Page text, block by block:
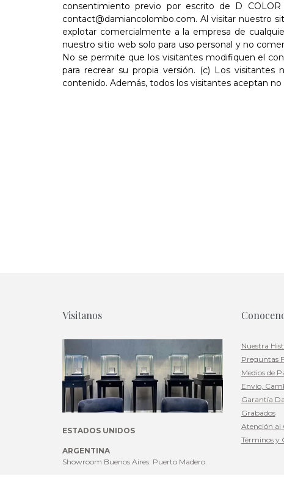
consentimiento previo por escrito de D
contact@damiancolombo.com. Al visitar nuestro
explotar comercialmente a la empresa de
nuestro sitio web solo para uso personal y no
No se permite que los visitantes modifiquen el
para recrear su propia versión. (c) Los
contenido. Además, todos los visitantes aceptan
Visitanos
ESTADOS UNIDOS
ARGENTINA
Showroom Buenos Aires: Puerto Madero.
Nuestra
Preguntas
Medios de
Envío,
Garantía
Grabados
Atención al
Términos y